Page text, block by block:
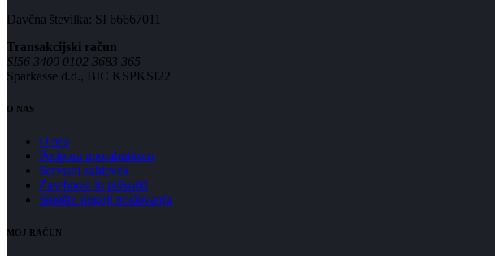
Davčna številka: SI 66667011
Transakcijski račun
SI56 3400 0102 3683 365
Sparkasse d.d., BIC KSPKSI22
O NAS
O nas
Podpora uporabnikom
Servisni zahtevek
Zasebnost in piškotki
Splošni pogoji poslovanja
MOJ RAČUN